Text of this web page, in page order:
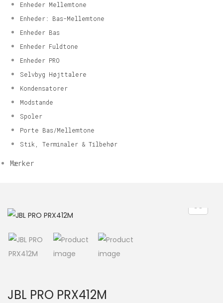
Enheder Mellemtone
Enheder: Bas-Mellemtone
Enheder Bas
Enheder Fuldtone
Enheder PRO
Selvbyg Højttalere
Kondensatorer
Modstande
Spoler
Porte Bas/Mellemtone
Stik, Terminaler & Tilbehør
Mærker
JBL PRO PRX412M